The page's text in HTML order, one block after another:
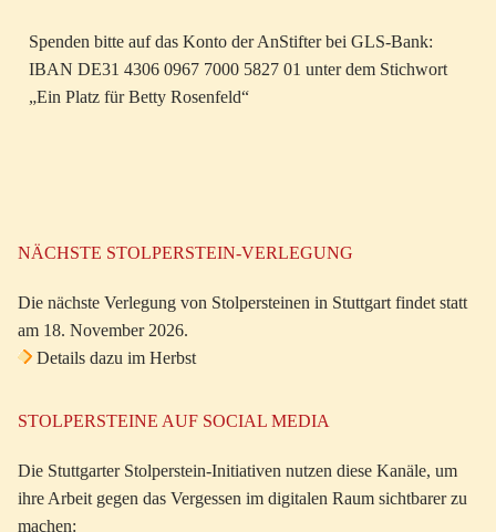
Spenden bitte auf das Konto der AnStifter bei GLS-Bank:
IBAN DE31 4306 0967 7000 5827 01 unter dem Stichwort
„Ein Platz für Betty Rosenfeld“
NÄCHSTE STOLPERSTEIN-VERLEGUNG
Die nächste Verlegung von Stolpersteinen in Stuttgart findet statt
am 18. November 2026.
Details dazu im Herbst
STOLPERSTEINE AUF SOCIAL MEDIA
Die Stuttgarter Stolperstein-Initiativen nutzen diese Kanäle, um
ihre Arbeit gegen das Vergessen im digitalen Raum sichtbarer zu
machen: